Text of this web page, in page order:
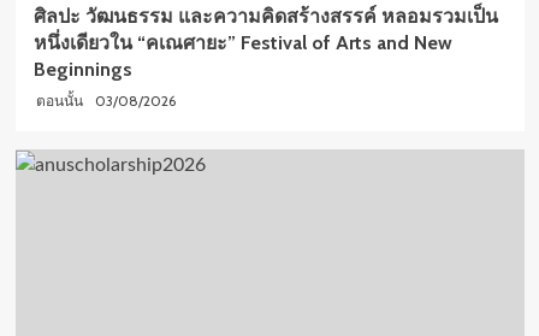
ศิลปะ วัฒนธรรม และความคิดสร้างสรรค์ หลอมรวมเป็น
หนึ่งเดียวใน “คเณศายะ” Festival of Arts and New
Beginnings
ตอนนั้น 03/08/2026